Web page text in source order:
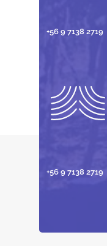
+56 9 7138 2719
+56 9 7138 2719